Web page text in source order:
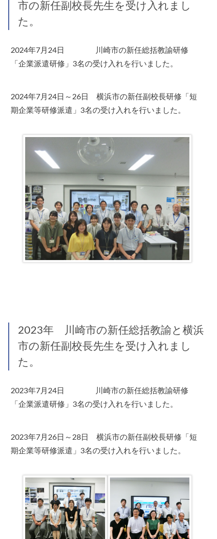
市の新任副校長先生を受け入れまし
た。
2024年7月24日 川崎市の新任総括教諭研修
「企業派遣研修」3名の受け入れを行いました。
2024年7月24日～26日 横浜市の新任副校長研修「短
期企業等研修派遣」3名の受け入れを行いました。
2023年 川崎市の新任総括教諭と横浜
市の新任副校長先生を受け入れまし
た。
2023年7月24日 川崎市の新任総括教諭研修
「企業派遣研修」3名の受け入れを行いました。
2023年7月26日～28日 横浜市の新任副校長研修「短
期企業等研修派遣」3名の受け入れを行いました。